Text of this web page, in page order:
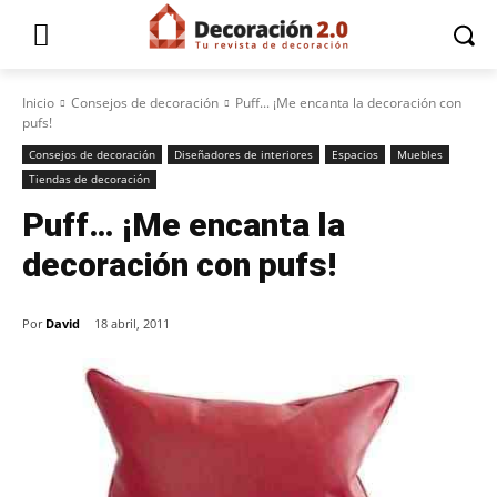
Inicio Consejos de decoración
Puff... ¡Me encanta la decoración con
pufs!
Consejos de decoración Diseñadores de interiores Espacios
Muebles
Tiendas de decoración
Puff… ¡Me encanta la
decoración con pufs!
Por David 18 abril, 2011